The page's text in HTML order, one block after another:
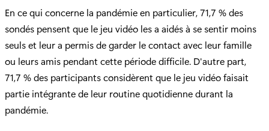
En ce qui concerne la pandémie en particulier, 71,7 % des
sondés pensent que le jeu vidéo les a aidés à se sentir moins
seuls et leur a permis de garder le contact avec leur famille
ou leurs amis pendant cette période difficile. D'autre part,
71,7 % des participants considèrent que le jeu vidéo faisait
partie intégrante de leur routine quotidienne durant la
pandémie.